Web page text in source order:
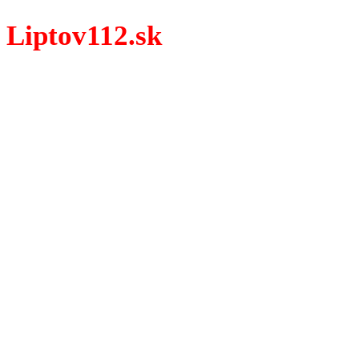
Liptov112.sk